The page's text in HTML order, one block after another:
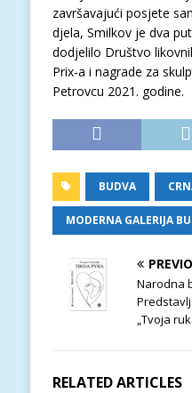
završavajući posjete
djela, Smilkov je dva
dodjelilo Društvo
Prix-a i nagrade za
Petrovcu 2021. godine.
BUDVA
MODERNA GALERIJA
Narodna
„Tvoja
RELATED ARTICLES